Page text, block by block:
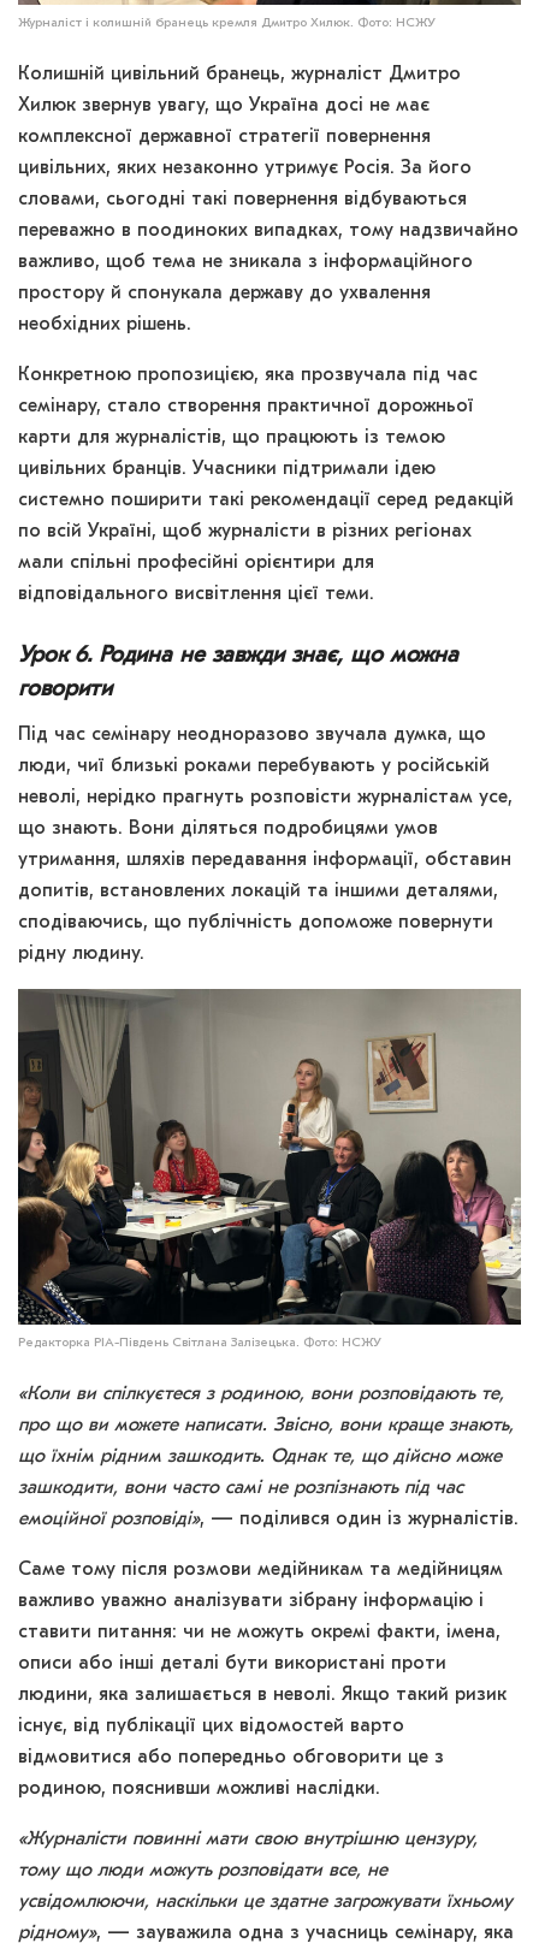
Журналіст і колишній бранець кремля Дмитро Хилюк. Фото: НСЖУ
Колишній цивільний бранець, журналіст Дмитро
Хилюк звернув увагу, що Україна досі не має
комплексної державної стратегії повернення
цивільних, яких незаконно утримує Росія. За його
словами, сьогодні такі повернення відбуваються
переважно в поодиноких випадках, тому надзвичайно
важливо, щоб тема не зникала з інформаційного
простору й спонукала державу до ухвалення
необхідних рішень.
Конкретною пропозицією, яка прозвучала під час
семінару, стало створення практичної дорожньої
карти для журналістів, що працюють із темою
цивільних бранців. Учасники підтримали ідею
системно поширити такі рекомендації серед редакцій
по всій Україні, щоб журналісти в різних регіонах
мали спільні професійні орієнтири для
відповідального висвітлення цієї теми.
Урок 6. Родина не завжди знає, що можна
говорити
Під час семінару неодноразово звучала думка, що
люди, чиї близькі роками перебувають у російській
неволі, нерідко прагнуть розповісти журналістам усе,
що знають. Вони діляться подробицями умов
утримання, шляхів передавання інформації, обставин
допитів, встановлених локацій та іншими деталями,
сподіваючись, що публічність допоможе повернути
рідну людину.
Редакторка РІА-Південь Світлана Залізецька. Фото: НСЖУ
«Коли ви спілкуєтеся з родиною, вони розповідають те,
про що ви можете написати. Звісно, вони краще знають,
що їхнім рідним зашкодить. Однак те, що дійсно може
зашкодити, вони часто самі не розпізнають під час
емоційної розповіді», — поділився один із журналістів.
Саме тому після розмови медійникам та медійницям
важливо уважно аналізувати зібрану інформацію і
ставити питання: чи не можуть окремі факти, імена,
описи або інші деталі бути використані проти
людини, яка залишається в неволі. Якщо такий ризик
існує, від публікації цих відомостей варто
відмовитися або попередньо обговорити це з
родиною, пояснивши можливі наслідки.
«Журналісти повинні мати свою внутрішню цензуру,
тому що люди можуть розповідати все, не
усвідомлюючи, наскільки це здатне загрожувати їхньому
рідному», — зауважила одна з учасниць семінару, яка